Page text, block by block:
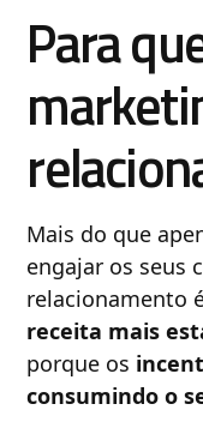
Para
Mais do que
engajar os seus
relacionamento
receita mais
porque os
consumindo o